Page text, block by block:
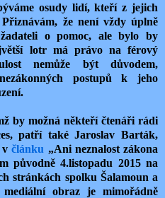
osudy lidí, kteří z jejich
že není vždy úplně
o pomoc, ale bylo by
lotr má právo na férový
nemůže být důvodem,
postupů k jeho
by možná někteří čtenáři rádi
patří také Jaroslav Barták,
včlánku „Ani neznalost zákona
původně 4.listopadu 2015 na
stránkách spolku Šalamoun a
obraz je mimořádně